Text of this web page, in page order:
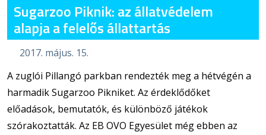
Sugarzoo Piknik: az állatvédelem
alapja a felelős állattartás
2017. május. 15.
A zuglói Pillangó parkban rendezték meg a hétvégén a
harmadik Sugarzoo Pikniket. Az érdeklődőket
előadások, bemutatók, és különböző játékok
szórakoztatták. Az EB OVO Egyesület még ebben az